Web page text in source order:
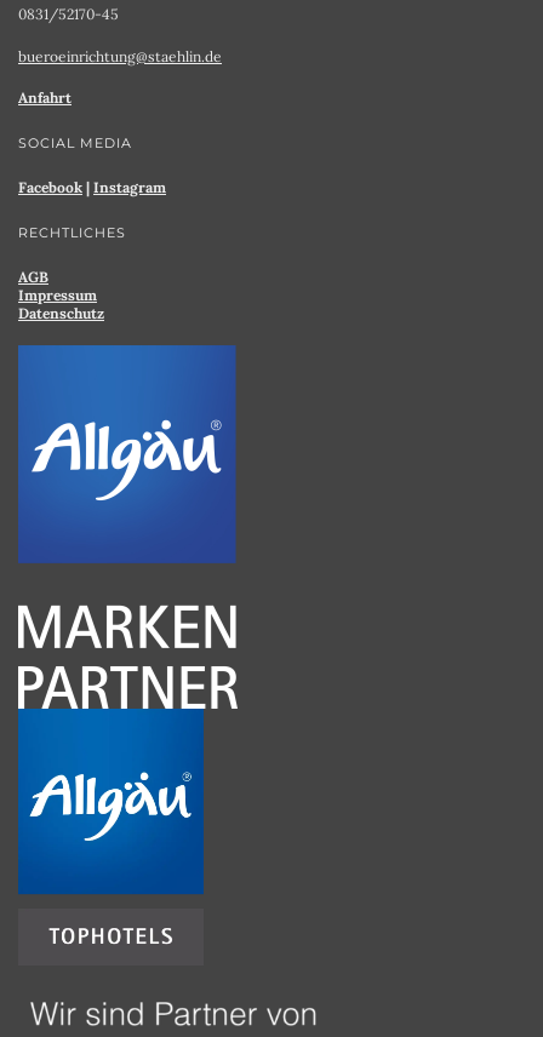
0831/52170-45
bueroeinrichtung@staehlin.de
Anfahrt
SOCIAL MEDIA
Facebook | Instagram
RECHTLICHES
AGB
Impressum
Datenschutz